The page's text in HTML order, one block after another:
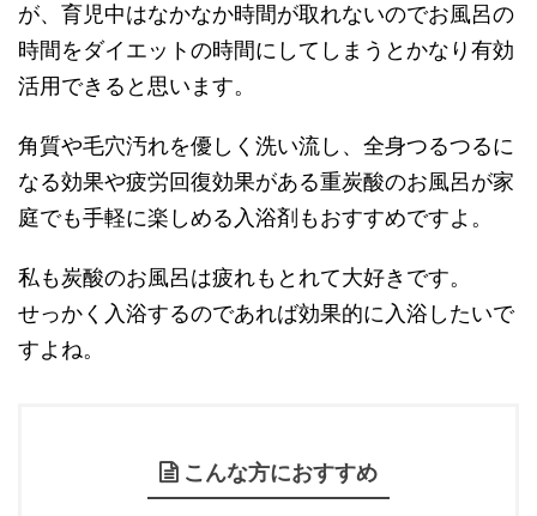
が、育児中はなかなか時間が取れないのでお風呂の
時間をダイエットの時間にしてしまうとかなり有効
活用できると思います。
角質や毛穴汚れを優しく洗い流し、全身つるつるに
なる効果や疲労回復効果がある重炭酸のお風呂が家
庭でも手軽に楽しめる入浴剤もおすすめですよ。
私も炭酸のお風呂は疲れもとれて大好きです。
せっかく入浴するのであれば効果的に入浴したいで
すよね。
こんな方におすすめ